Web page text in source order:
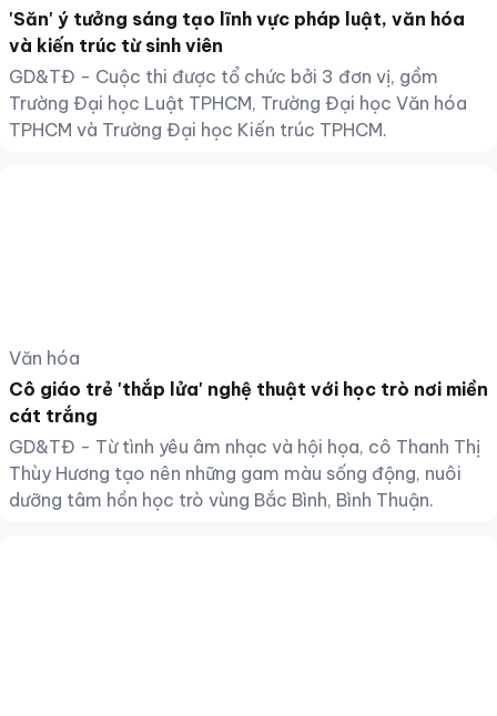
'Săn' ý tưởng sáng tạo lĩnh vực pháp luật, văn hóa
và kiến trúc từ sinh viên
GD&TĐ - Cuộc thi được tổ chức bởi 3 đơn vị, gồm
Trường Đại học Luật TPHCM, Trường Đại học Văn hóa
TPHCM và Trường Đại học Kiến trúc TPHCM.
Văn hóa
Cô giáo trẻ 'thắp lửa' nghệ thuật với học trò nơi miền
cát trắng
GD&TĐ - Từ tình yêu âm nhạc và hội họa, cô Thanh Thị
Thùy Hương tạo nên những gam màu sống động, nuôi
dưỡng tâm hồn học trò vùng Bắc Bình, Bình Thuận.